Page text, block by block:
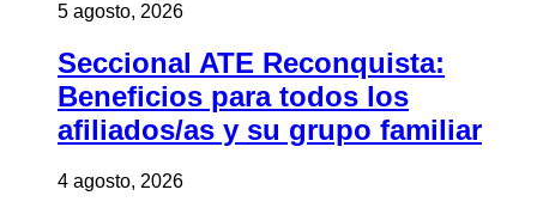
5 agosto, 2026
Seccional ATE Reconquista:
Beneficios para todos los
afiliados/as y su grupo familiar
4 agosto, 2026